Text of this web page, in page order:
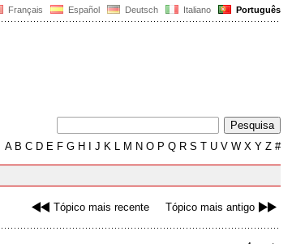
Français Español Deutsch Italiano Português
AB C D E F G H J K L M N O P Q R S T U V W X Y Z #
Tópico mais recente Tópico mais antigo